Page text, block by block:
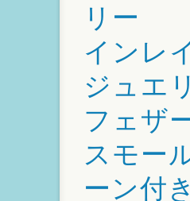
リー
インレ
ジュエ
フェザ
スモー
ーン付